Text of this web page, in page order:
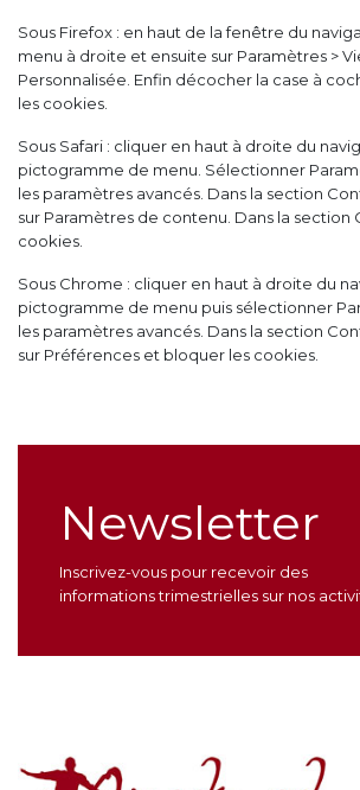
Sous Firefox : en haut de la fenêtre du
menu à droite et ensuite sur Paramètres >
Personnalisée. Enfin décocher la case à
les cookies.
Sous Safari : cliquer en haut à droite du
pictogramme de menu. Sélectionner
les paramètres avancés. Dans la section
sur Paramètres de contenu. Dans la section
cookies.
Sous Chrome : cliquer en haut à droite du
pictogramme de menu puis sélectionner
les paramètres avancés. Dans la section
sur Préférences et bloquer les cookies.
Newsletter
Inscrivez-vous pour recevoir des
informations trimestrielles sur nos